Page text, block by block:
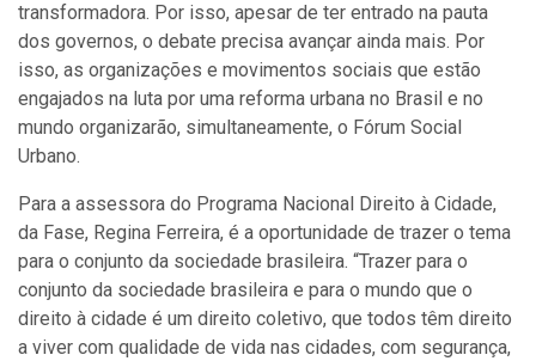
transformadora. Por isso, apesar de ter entrado na pauta
dos governos, o debate precisa avançar ainda mais. Por
isso, as organizações e movimentos sociais que estão
engajados na luta por uma reforma urbana no Brasil e no
mundo organizarão, simultaneamente, o Fórum Social
Urbano.
Para a assessora do Programa Nacional Direito à Cidade,
da Fase, Regina Ferreira, é a oportunidade de trazer o tema
para o conjunto da sociedade brasileira. “Trazer para o
conjunto da sociedade brasileira e para o mundo que o
direito à cidade é um direito coletivo, que todos têm direito
a viver com qualidade de vida nas cidades, com segurança,